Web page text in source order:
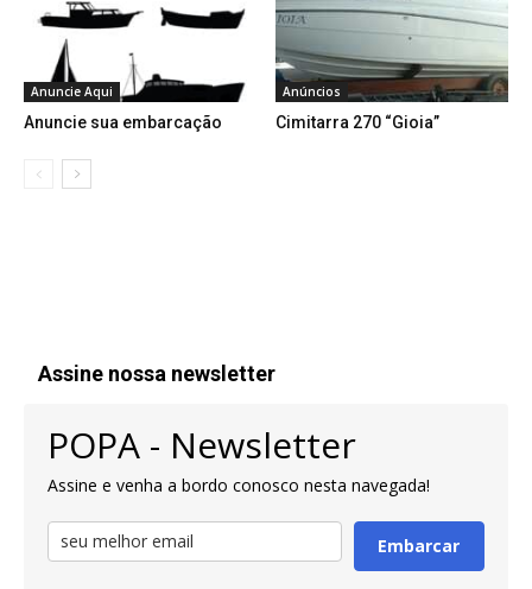
Anuncie Aqui
Anuncie sua embarcação
Anúncios
Cimitarra 270 “Gioia”
Assine nossa newsletter
POPA - Newsletter
Assine e venha a bordo conosco nesta navegada!
Embarcar